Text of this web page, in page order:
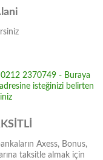
Axess, Bonus,
taksitle almak için